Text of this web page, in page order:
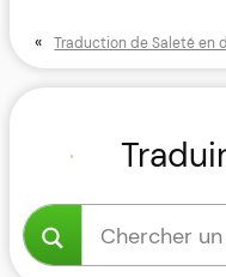
« Traduction de Saleté en